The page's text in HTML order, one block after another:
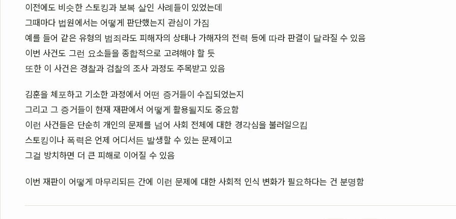
이전에도 비슷한 스토킹과 보복 살인 사례들이 있었는데
그때마다 법원에서는 어떻게 판단했는지 관심이 가짐
예를 들어 같은 유형의 범죄라도 피해자의 상태나 가해자의 전력 등에 따라 판결이 달라질 수 있음
이번 사건도 그런 요소들을 종합적으로 고려해야 할 듯
또한 이 사건은 경찰과 검찰의 조사 과정도 주목받고 있음
김훈을 체포하고 기소한 과정에서 어떤 증거들이 수집되었는지
그리고 그 증거들이 현재 재판에서 어떻게 활용될지도 중요함
이런 사건들은 단순히 개인의 문제를 넘어 사회 전체에 대한 경각심을 불러일으킴
스토킹이나 폭력은 언제 어디서든 발생할 수 있는 문제이고
그걸 방치하면 더 큰 피해로 이어질 수 있음
이번 재판이 어떻게 마무리되든 간에 이런 문제에 대한 사회적 인식 변화가 필요하다는 건 분명함